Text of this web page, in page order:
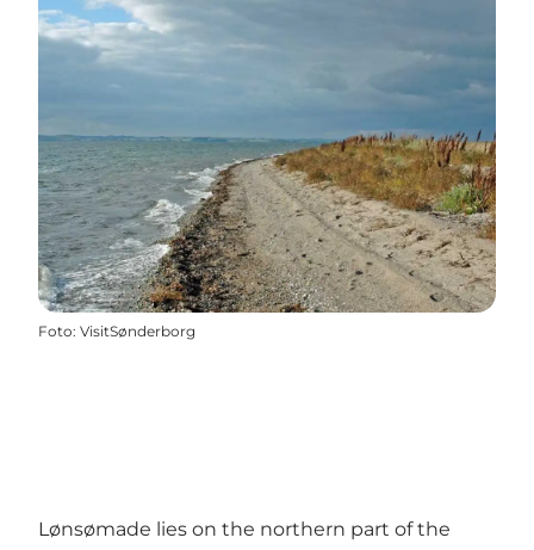
Foto: VisitSønderborg
Lønsømade lies on the northern part of the